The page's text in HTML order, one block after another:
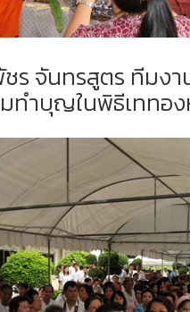
ร จันทรสูตร ทีมงา
ทำบุญในพิธีเททอ